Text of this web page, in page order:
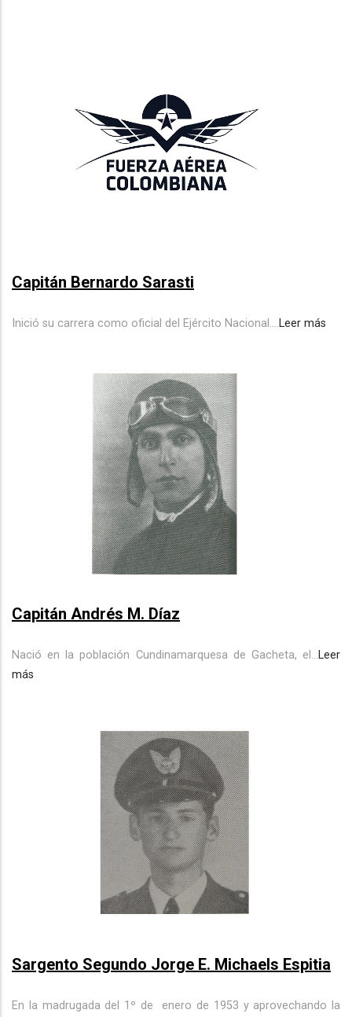
Capitán Bernardo Sarasti
Inició su carrera como oficial del Ejército Nacional....Leer más
Capitán Andrés M. Díaz
Nació en la población Cundinamarquesa de Gacheta, el...Leer
más
Sargento Segundo Jorge E. Michaels Espitia
En la madrugada del 1º de
enero de 1953 y aprovechando la